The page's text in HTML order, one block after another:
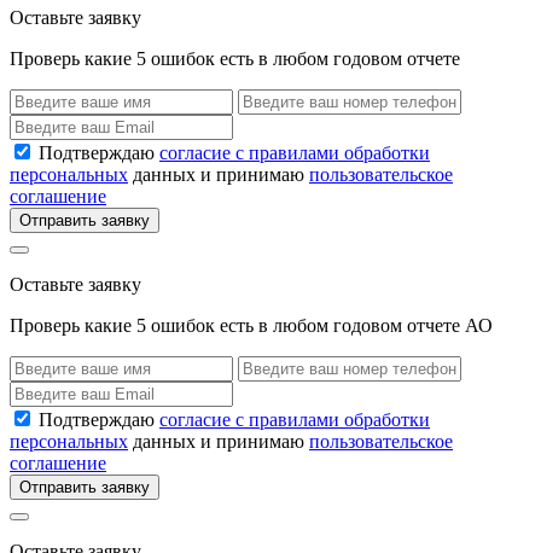
Оставьте заявку
Проверь какие 5 ошибок есть в любом годовом отчете
Подтверждаю согласие с правилами обработки
персональных данных и принимаю пользовательское
соглашение
Отправить заявку
Оставьте заявку
Проверь какие 5 ошибок есть в любом годовом отчете АО
Подтверждаю согласие с правилами обработки
персональных данных и принимаю пользовательское
соглашение
Отправить заявку